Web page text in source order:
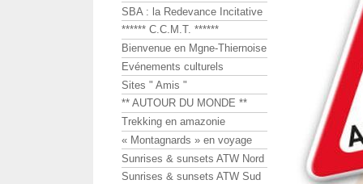
SBA : la Redevance Incitative
****** C.C.M.T. ******
Bienvenue en Mgne-Thiernoise
Evénements culturels
Sites " Amis "
** AUTOUR DU MONDE **
Trekking en amazonie
« Montagnards » en voyage
Sunrises & sunsets ATW Nord
Sunrises & sunsets ATW Sud